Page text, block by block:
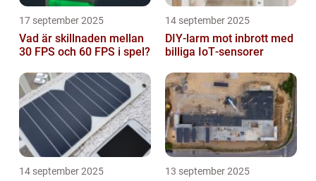
17 september 2025
Vad är skillnaden mellan
30 FPS och 60 FPS i spel?
14 september 2025
DIY‑larm mot inbrott med
billiga IoT‑sensorer
14 september 2025 13 september 2025